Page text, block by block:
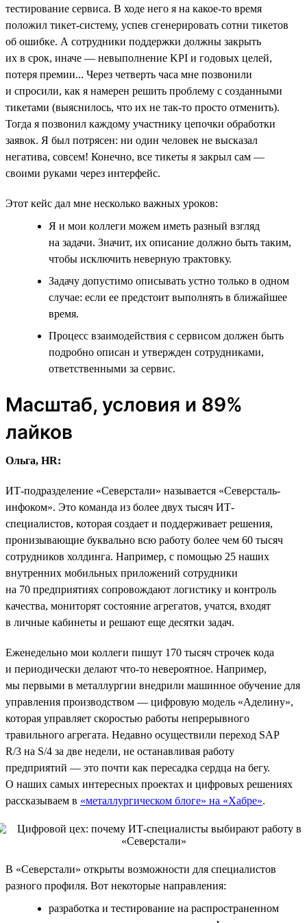
тестирование сервиса. В ходе него я на какое-то время
положил тикет-систему, успев сгенерировать сотни тикетов
об ошибке. А сотрудники поддержки должны закрыть
их в срок, иначе — невыполнение KPI и годовых целей,
потеря премии... Через четверть часа мне позвонили
и спросили, как я намерен решить проблему с созданными
тикетами (выяснилось, что их не так-то просто отменить).
Тогда я позвонил каждому участнику цепочки обработки
заявок. Я был потрясен: ни один человек не высказал
негатива, совсем! Конечно, все тикеты я закрыл сам —
своими руками через интерфейс.
Этот кейс дал мне несколько важных уроков:
Я и мои коллеги можем иметь разный взгляд
на задачи. Значит, их описание должно быть таким,
чтобы исключить неверную трактовку.
Задачу допустимо описывать устно только в одном
случае: если ее предстоит выполнять в ближайшее
время.
Процесс взаимодействия с сервисом должен быть
подробно описан и утвержден сотрудниками,
ответственными за сервис.
Масштаб, условия и 89%
лайков
Ольга, HR:
ИТ-подразделение «Северстали» называется «Северсталь-
инфоком». Это команда из более двух тысяч ИТ-
специалистов, которая создает и поддерживает решения,
пронизывающие буквально всю работу более чем 60 тысяч
сотрудников холдинга. Например, с помощью 25 наших
внутренних мобильных приложений сотрудники
на 70 предприятиях сопровождают логистику и контроль
качества, мониторят состояние агрегатов, учатся, входят
в личные кабинеты и решают еще десятки задач.
Еженедельно мои коллеги пишут 170 тысяч строчек кода
и периодически делают что-то невероятное. Например,
мы первыми в металлургии внедрили машинное обучение для
управления производством — цифровую модель «Аделину»,
которая управляет скоростью работы непрерывного
травильного агрегата. Недавно осуществили переход SAP
R/3 на S/4 за две недели, не останавливая работу
предприятий — это почти как пересадка сердца на бегу.
О наших самых интересных проектах и цифровых решениях
рассказываем в «металлургическом блоге» на «Хабре».
В «Северстали» открыты возможности для специалистов
разного профиля. Вот некоторые направления:
разработка и тестирование на распространенном